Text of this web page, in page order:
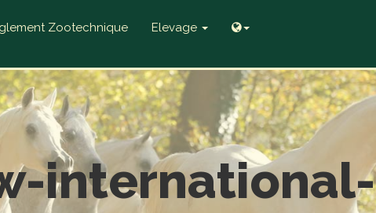
Zootechnique Elevage
international-